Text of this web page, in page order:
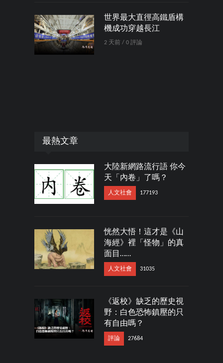
世界最大直徑高鐵盾構
機成功穿越長江
2 天前 / 0 評論
最熱文章
大陸新網路流行語 你今
天「內卷」了嗎？
人文社會 177193
恍然大悟！這才是《山
海經》裡「怪物」的真
面目……
人文社會 31035
《返校》缺乏的歷史視
野：白色恐怖鎮壓的只
有自由嗎？
評論 27684